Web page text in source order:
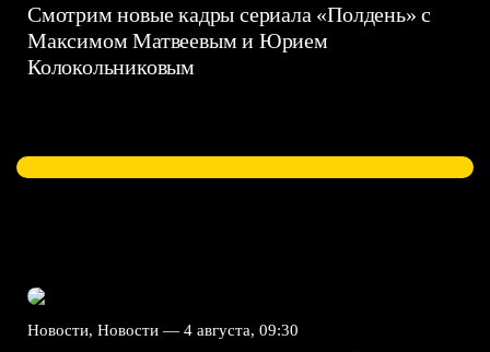
Смотрим новые кадры сериала «Полдень» с
Максимом Матвеевым и Юрием
Колокольниковым
Новости, Новости — 4 августа, 09:30